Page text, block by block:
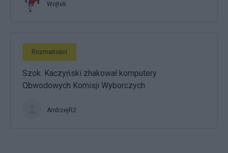
Wojtek
Rozmaitości
Szok. Kaczyński zhakował komputery
Obwodowych Komisji Wyborczych
AndrzejR2